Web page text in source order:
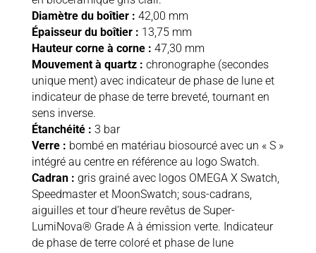
Diamètre du boîtier : 42,00 mm
Épaisseur du boîtier : 13,75 mm
Hauteur corne à corne : 47,30 mm
Mouvement à quartz : chronographe (secondes
unique ment) avec indicateur de phase de lune et
indicateur de phase de terre breveté, tournant en
sens inverse.
Étanchéité : 3 bar
Verre : bombé en matériau biosourcé avec un « S »
intégré au centre en référence au logo Swatch.
Cadran : gris grainé avec logos OMEGA X Swatch,
Speedmaster et MoonSwatch; sous-cadrans,
aiguilles et tour d’heure revêtus de Super-
LumiNova® Grade A à émission verte. Indicateur
de phase de terre coloré et phase de lune